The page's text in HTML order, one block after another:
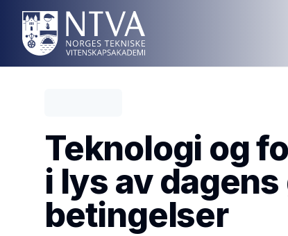
Teknologi og
i lys av
betingelser